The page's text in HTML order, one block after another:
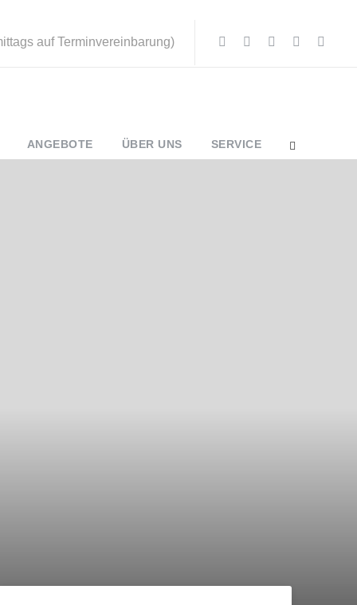
auf Terminvereinbarung)
ANGEBOTE ÜBER UNS SERVICE